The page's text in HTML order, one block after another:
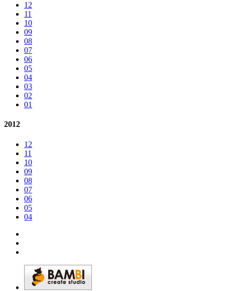
12
11
10
09
08
07
06
05
04
03
02
01
2012
12
11
10
09
08
07
06
05
04